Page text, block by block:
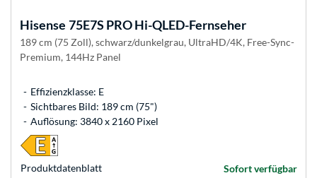
Hisense 75E7S PRO Hi-QLED-Fernseher
189 cm (75 Zoll), schwarz/dunkelgrau, UltraHD/4K, Free-Sync-
Premium, 144Hz Panel
Effizienzklasse: E
Sichtbares Bild: 189 cm (75")
Auflösung: 3840 x 2160 Pixel
Produkt­datenblatt Sofort verfügbar